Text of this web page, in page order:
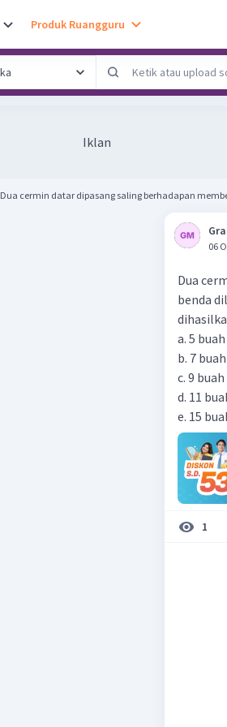
Produk Ruangguru
Iklan
Dua cermin datar dipasang saling berhadapan
06
Dua
benda
a. 5 buah
b. 7 buah
c. 9 buah
d. 11
e. 15
1